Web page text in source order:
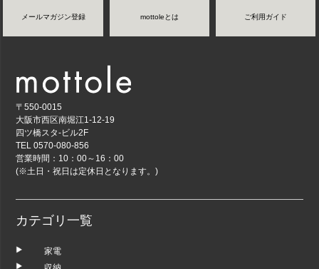
メールマガジン登録 mottoleとは ご利用ガイド
〒550-0015
大阪市西区南堀江1-12-19
四ツ橋スタ-ビル2F
TEL 0570-080-856
営業時間：10：00～16：00
(※土日・祝日は定休日となります。)
カテゴリ一覧
家電